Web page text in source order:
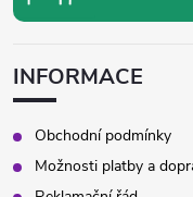
INFORMACE
Obchodní podmínky
Možnosti platby a